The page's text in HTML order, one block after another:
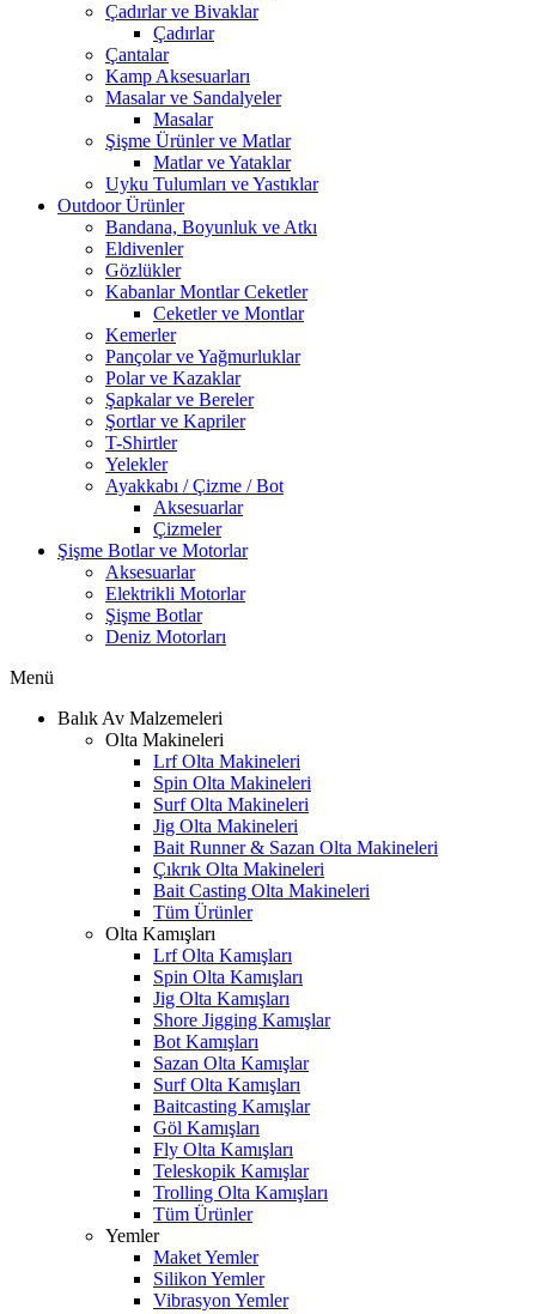
Çadırlar ve Bivaklar
Çadırlar
Çantalar
Kamp Aksesuarları
Masalar ve Sandalyeler
Masalar
Şişme Ürünler ve Matlar
Matlar ve Yataklar
Uyku Tulumları ve Yastıklar
Outdoor Ürünler
Bandana, Boyunluk ve Atkı
Eldivenler
Gözlükler
Kabanlar Montlar Ceketler
Ceketler ve Montlar
Kemerler
Pançolar ve Yağmurluklar
Polar ve Kazaklar
Şapkalar ve Bereler
Şortlar ve Kapriler
T-Shirtler
Yelekler
Ayakkabı / Çizme / Bot
Aksesuarlar
Çizmeler
Şişme Botlar ve Motorlar
Aksesuarlar
Elektrikli Motorlar
Şişme Botlar
Deniz Motorları
Menü
Balık Av Malzemeleri
Olta Makineleri
Lrf Olta Makineleri
Spin Olta Makineleri
Surf Olta Makineleri
Jig Olta Makineleri
Bait Runner & Sazan Olta Makineleri
Çıkrık Olta Makineleri
Bait Casting Olta Makineleri
Tüm Ürünler
Olta Kamışları
Lrf Olta Kamışları
Spin Olta Kamışları
Jig Olta Kamışları
Shore Jigging Kamışlar
Bot Kamışları
Sazan Olta Kamışlar
Surf Olta Kamışları
Baitcasting Kamışlar
Göl Kamışları
Fly Olta Kamışları
Teleskopik Kamışlar
Trolling Olta Kamışları
Tüm Ürünler
Yemler
Maket Yemler
Silikon Yemler
Vibrasyon Yemler